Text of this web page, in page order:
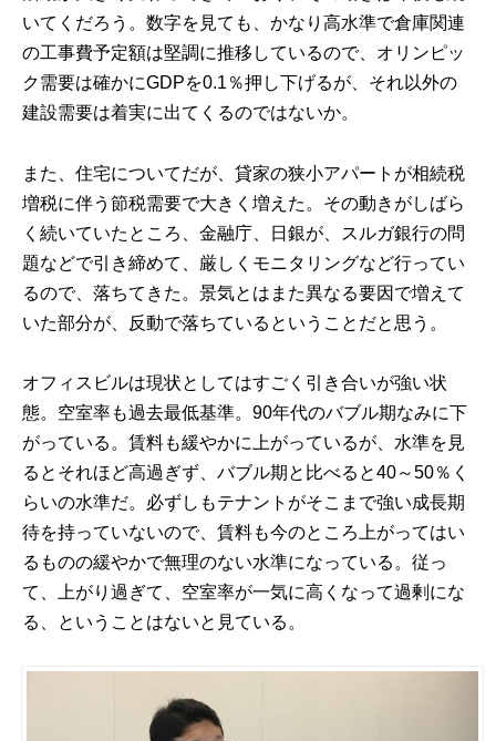
いてくだろう。数字を見ても、かなり高水準で倉庫関連
の工事費予定額は堅調に推移しているので、オリンピッ
ク需要は確かにGDPを0.1％押し下げるが、それ以外の
建設需要は着実に出てくるのではないか。
また、住宅についてだが、貸家の狭小アパートが相続税
増税に伴う節税需要で大きく増えた。その動きがしばら
く続いていたところ、金融庁、日銀が、スルガ銀行の問
題などで引き締めて、厳しくモニタリングなど行ってい
るので、落ちてきた。景気とはまた異なる要因で増えて
いた部分が、反動で落ちているということだと思う。
オフィスビルは現状としてはすごく引き合いが強い状
態。空室率も過去最低基準。90年代のバブル期なみに下
がっている。賃料も緩やかに上がっているが、水準を見
るとそれほど高過ぎず、バブル期と比べると40～50％く
らいの水準だ。必ずしもテナントがそこまで強い成長期
待を持っていないので、賃料も今のところ上がってはい
るものの緩やかで無理のない水準になっている。従っ
て、上がり過ぎて、空室率が一気に高くなって過剰にな
る、ということはないと見ている。